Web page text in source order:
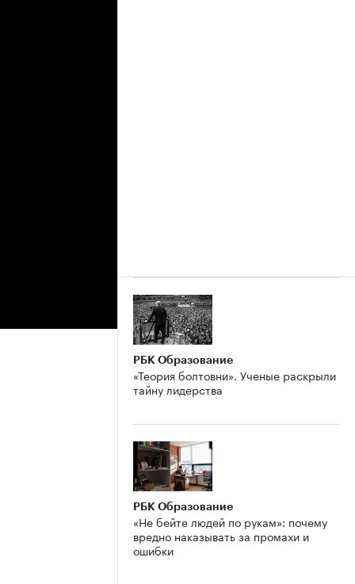
РБК Образование
«Теория болтовни». Ученые раскрыли
тайну лидерства
РБК Образование
«Не бейте людей по рукам»: почему
вредно наказывать за промахи и
ошибки